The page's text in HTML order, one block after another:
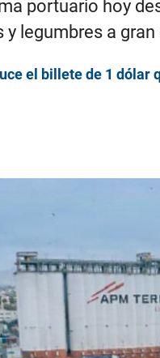
portuario hoy
y legumbres a gran
el billete de 1 dólar